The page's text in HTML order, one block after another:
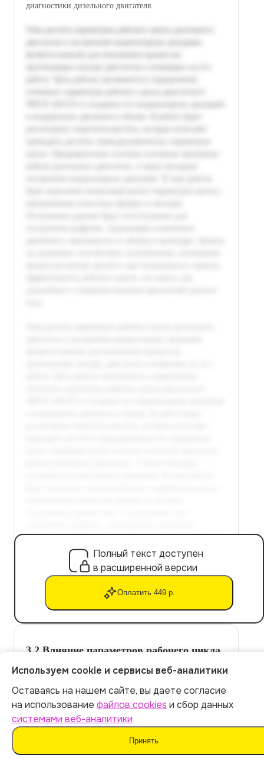
диагностики дизельного двигателя.
Полный текст доступен
в расширенной версии
Оплатить 449 р.
3.2 Влияние параметров рабочего цикла
на эксплуатационные показатели
Связь параметров цикла с эксплуатационными
характеристиками двигателя.
Итог:449р.
Оплатить
Используем cookie и сервисы веб-аналитики
Оставаясь на нашем сайте, вы даете согласие
на использование файлов cookies и сбор данных
системами веб-аналитики
Принять